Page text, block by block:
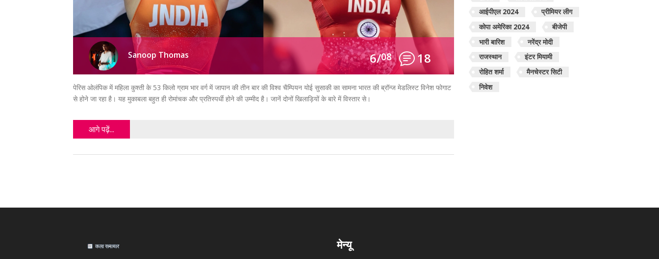
Sanoop Thomas 6/08 18
पेरिस ओलंपिक में महिला कुश्ती के 53 किलो ग्राम भार वर्ग में जापान की तीन बार की विश्व चैम्पियन योई सुसाकी का सामना भारत की ब्रॉन्ज मेडलिस्ट विनेश फोगाट
से होने जा रहा है। यह मुकाबला बहुत ही रोमांचक और प्रतिस्पर्धी होने की उम्मीद है। जानें दोनों खिलाड़ियों के बारे में विस्तार से।
आगे पढ़ें...
आईपीएल 2024
प्रीमियर लीग
कोपा अमेरिका 2024
बीजेपी
भारी बारिश
नरेंद्र मोदी
राजस्थान
इंटर मियामी
रोहित शर्मा
मैनचेस्टर सिटी
निवेश
मेन्यू